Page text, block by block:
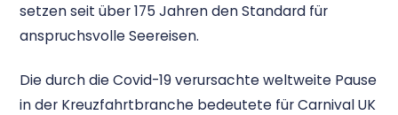
setzen seit über 175 Jahren den Standard für
anspruchsvolle Seereisen.
Die durch die Covid-19 verursachte weltweite Pause
in der Kreuzfahrtbranche bedeutete für Carnival UK